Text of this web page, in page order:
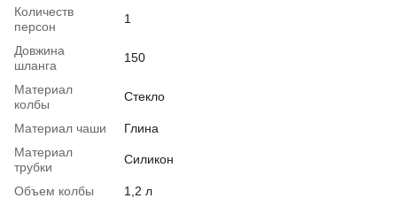
Количеств
персон
1
Довжина
шланга
150
Материал
колбы
Стекло
Материал чаши
Глина
Материал
трубки
Силикон
Объем колбы
1,2 л